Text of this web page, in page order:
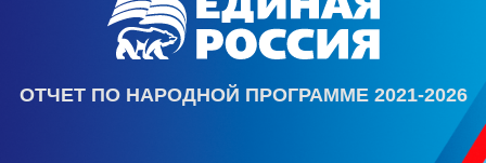
ОТЧЕТ ПО НАРОДНОЙ ПРОГРАММЕ 2021-2026